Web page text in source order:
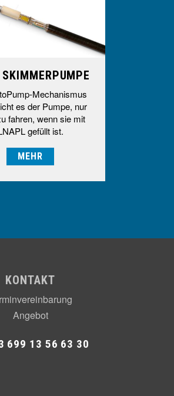
Mechanismus
es der Pumpe, nur
fahren, wenn sie mit
gefüllt ist.
MEHR
KONTAKT
Angebot
699 13 56 63 30